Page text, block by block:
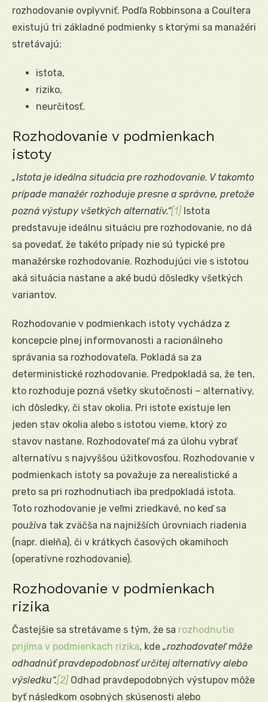
rozhodovanie ovplyvniť. Podľa Robbinsona a Coultera
existujú tri základné podmienky s ktorými sa manažéri
stretávajú:
istota,
riziko,
neurčitosť.
Rozhodovanie v podmienkach
istoty
„Istota je ideálna situácia pre rozhodovanie. V takomto
prípade manažér rozhoduje presne a správne, pretože
pozná výstupy všetkých alternatív.“[1] Istota
predstavuje ideálnu situáciu pre rozhodovanie, no dá
sa povedať, že takéto prípady nie sú typické pre
manažérske rozhodovanie. Rozhodujúci vie s istotou
aká situácia nastane a aké budú dôsledky všetkých
variantov.
Rozhodovanie v podmienkach istoty vychádza z
koncepcie plnej informovanosti a racionálneho
správania sa rozhodovateľa. Pokladá sa za
deterministické rozhodovanie. Predpokladá sa, že ten,
kto rozhoduje pozná všetky skutočnosti – alternatívy,
ich dôsledky, či stav okolia. Pri istote existuje len
jeden stav okolia alebo s istotou vieme, ktorý zo
stavov nastane. Rozhodovateľ má za úlohu vybrať
alternatívu s najvyššou úžitkovosťou. Rozhodovanie v
podmienkach istoty sa považuje za nerealistické a
preto sa pri rozhodnutiach iba predpokladá istota.
Toto rozhodovanie je veľmi zriedkavé, no keď sa
používa tak zväčša na najnižších úrovniach riadenia
(napr. dielňa), či v krátkych časových okamihoch
(operatívne rozhodovanie).
Rozhodovanie v podmienkach
rizika
Častejšie sa stretávame s tým, že sa rozhodnutie
prijíma v podmienkach rizika, kde „rozhodovateľ môže
odhadnúť pravdepodobnosť určitej alternatívy alebo
výsledku“.[2] Odhad pravdepodobných výstupov môže
byť následkom osobných skúsenosti alebo